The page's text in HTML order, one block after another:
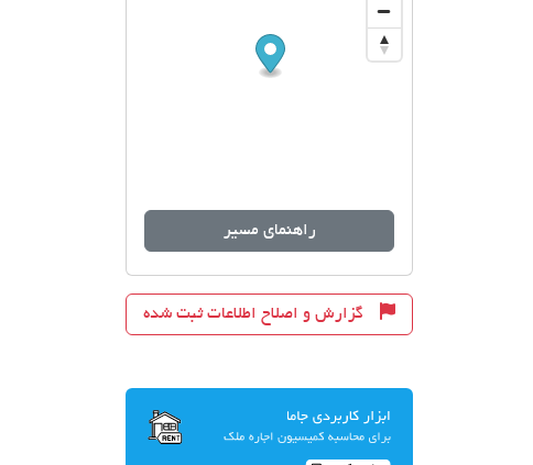
راهنمای مسیر
گزارش و اصلاح اطلاعات ثبت شده